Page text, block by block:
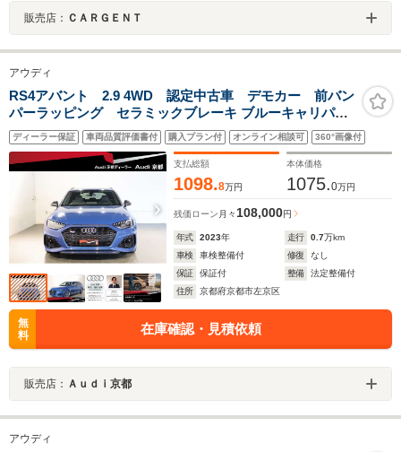
販売店： ＣＡＲＧＥＮＴ
アウディ
RS4アバント 2.9 4WD 認定中古車 デモカー 前バン
パーラッピング セラミックブレーキ ブルーキャリパー
カーボンスタイリングPKG パノラマSR RSスポーツエキ
ゾースト TVチューナー ヘッドアップディスプレイ プラ
イバシーガラス
ディーラー保証 車両品質評価書付 購入プラン付 オンライン相談可 360°画像付
支払総額
1098.8万円
本体価格
1075.0万円
残価ローン 月々 108,000円
年式 2023年 走行 0.7万km
車検
車検整備付 修復
なし
保証
保証付 整備
法定整備付
住所
京都府京都市左京区
無
料
在庫確認・見積依頼
販売店： Ａｕｄｉ京都
アウディ